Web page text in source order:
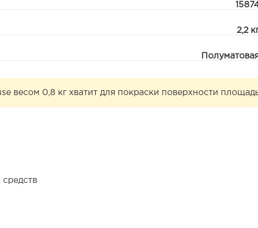
2,2
весом 0,8 кг хватит для покраски поверхности